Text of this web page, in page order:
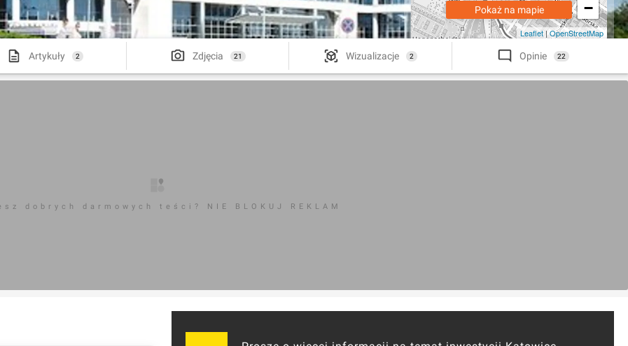
−
Leaflet | OpenStreetMap
Pokaż na mapie
Artykuły 2 Zdjęcia 21 Wizualizacje 2 Opinie 22
dobrych darmowych teści? NIE BLOKUJ REKLAM